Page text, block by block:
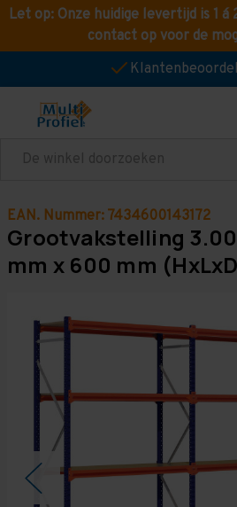
Let op: Onze huidige levertijd is 1 á
contact op voor de
Zoeken
EAN. Nummer: 7434600143172
Grootvakstelling
mm x 600 mm